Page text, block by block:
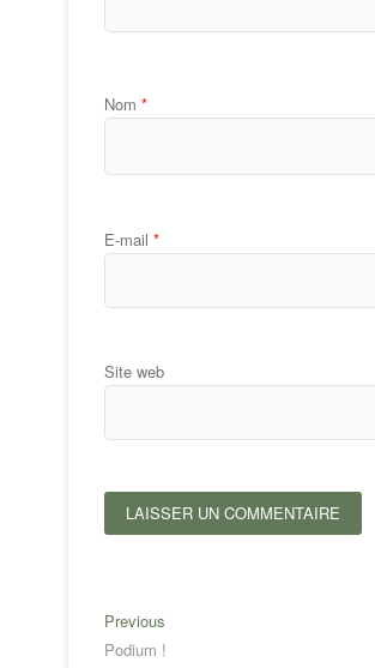
Nom *
E-mail *
Site web
Navigation
Previous
post:
Podium !